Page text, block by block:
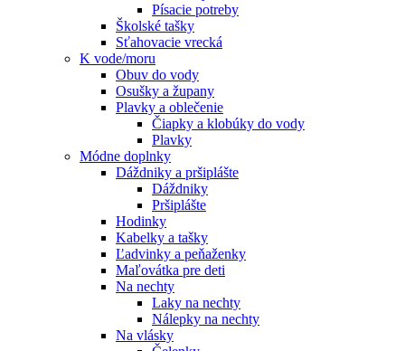
Písacie potreby
Školské tašky
Sťahovacie vrecká
K vode/moru
Obuv do vody
Osušky a župany
Plavky a oblečenie
Čiapky a klobúky do vody
Plavky
Módne doplnky
Dáždniky a pršiplášte
Dáždniky
Pršiplášte
Hodinky
Kabelky a tašky
Ľadvinky a peňaženky
Maľovátka pre deti
Na nechty
Laky na nechty
Nálepky na nechty
Na vlásky